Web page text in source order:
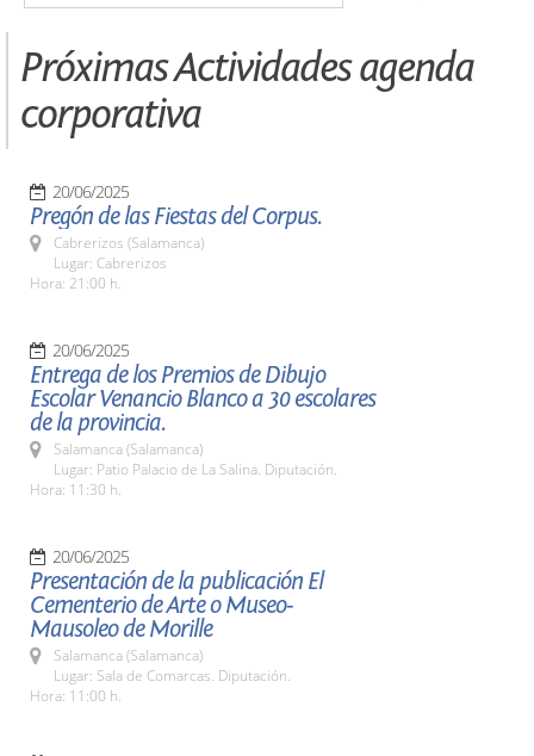
Próximas Actividades agenda
corporativa
20/06/2025
Pregón de las Fiestas del Corpus.
Cabrerizos (Salamanca)
Lugar: Cabrerizos
Hora: 21:00 h.
20/06/2025
Entrega de los Premios de Dibujo
Escolar Venancio Blanco a 30 escolares
de la provincia.
Salamanca (Salamanca)
Lugar: Patio Palacio de La Salina. Diputación.
Hora: 11:30 h.
20/06/2025
Presentación de la publicación El
Cementerio de Arte o Museo-
Mausoleo de Morille
Salamanca (Salamanca)
Lugar: Sala de Comarcas. Diputación.
Hora: 11:00 h.